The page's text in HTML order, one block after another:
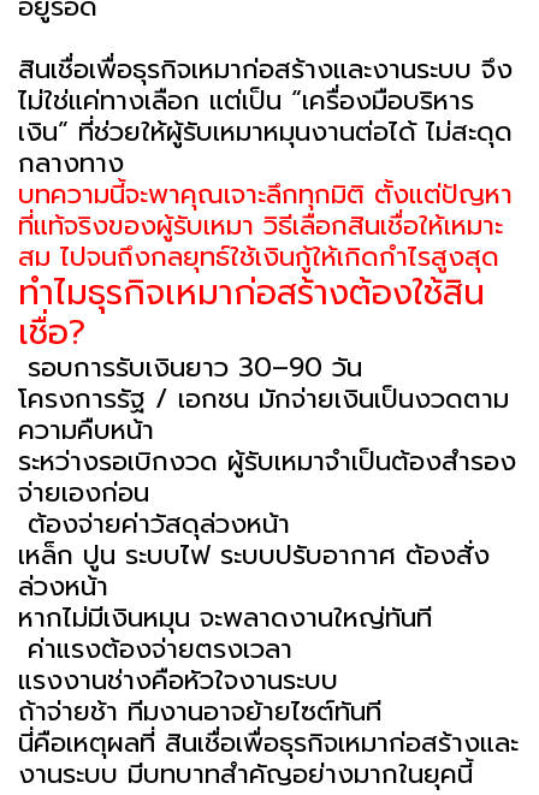
สินเชื่อเพื่อธุรกิจเหมาก่อสร้างและงานระบบ จึง
ไม่ใช่แค่ทางเลือก แต่เป็น “เครื่องมือบริหาร
เงิน” ที่ช่วยให้ผู้รับเหมาหมุนงานต่อได้ ไม่สะดุด
กลางทาง
บทความนี้จะพาคุณเจาะลึกทุกมิติ ตั้งแต่ปัญหา
ที่แท้จริงของผู้รับเหมา วิธีเลือกสินเชื่อให้เหมาะ
สม ไปจนถึงกลยุทธ์ใช้เงินกู้ให้เกิดกำไรสูงสุด
ทำไมธุรกิจเหมาก่อสร้างต้องใช้สิน
เชื่อ?
รอบการรับเงินยาว 30–90 วัน
โครงการรัฐ / เอกชน มักจ่ายเงินเป็นงวดตาม
ความคืบหน้า
ระหว่างรอเบิกงวด ผู้รับเหมาจำเป็นต้องสำรอง
จ่ายเองก่อน
ต้องจ่ายค่าวัสดุล่วงหน้า
เหล็ก ปูน ระบบไฟ ระบบปรับอากาศ ต้องสั่ง
ล่วงหน้า
หากไม่มีเงินหมุน จะพลาดงานใหญ่ทันที
ค่าแรงต้องจ่ายตรงเวลา
แรงงานช่างคือหัวใจงานระบบ
ถ้าจ่ายช้า ทีมงานอาจย้ายไซต์ทันที
นี่คือเหตุผลที่ สินเชื่อเพื่อธุรกิจเหมาก่อสร้างและ
งานระบบ มีบทบาทสำคัญอย่างมากในยุคนี้